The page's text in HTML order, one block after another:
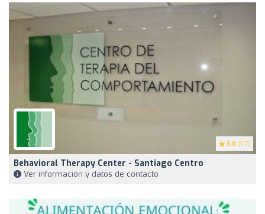
3.8 (117)
Behavioral Therapy Center - Santiago Centro
Ver información y datos de contacto